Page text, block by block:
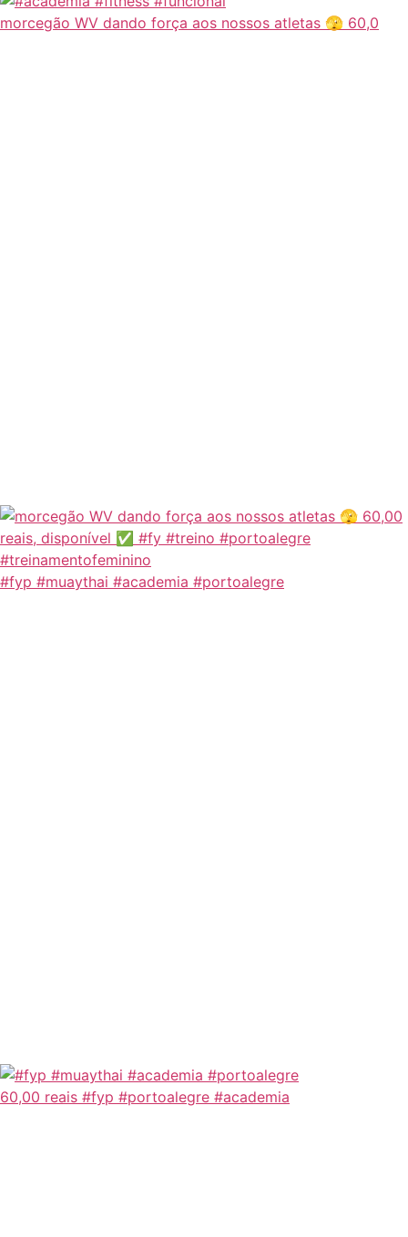
morcegão WV dando força aos nossos atletas 🫣 60,0
#fyp #muaythai #academia #portoalegre
60,00 reais #fyp #portoalegre #academia